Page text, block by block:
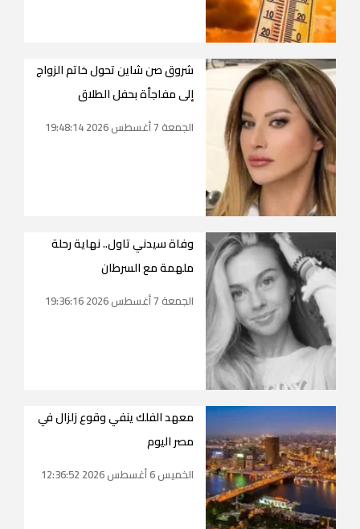
شروق صن شاين تحول خاتم الزواج
إلى مفاجأة بحفل الطلاق
الجمعة 7 أغسطس 2026 19:48:14
وفاة سيدني تاول.. نهاية رحلة
ملهمة مع السرطان
الجمعة 7 أغسطس 2026 19:36:16
معهد الفلك ينفي وقوع زلزال في
مصر اليوم
الخميس 6 أغسطس 2026 12:36:52